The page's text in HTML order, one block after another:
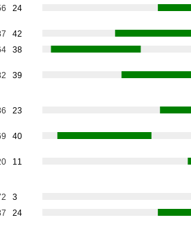
24
42
38
39
23
40
11
3
24